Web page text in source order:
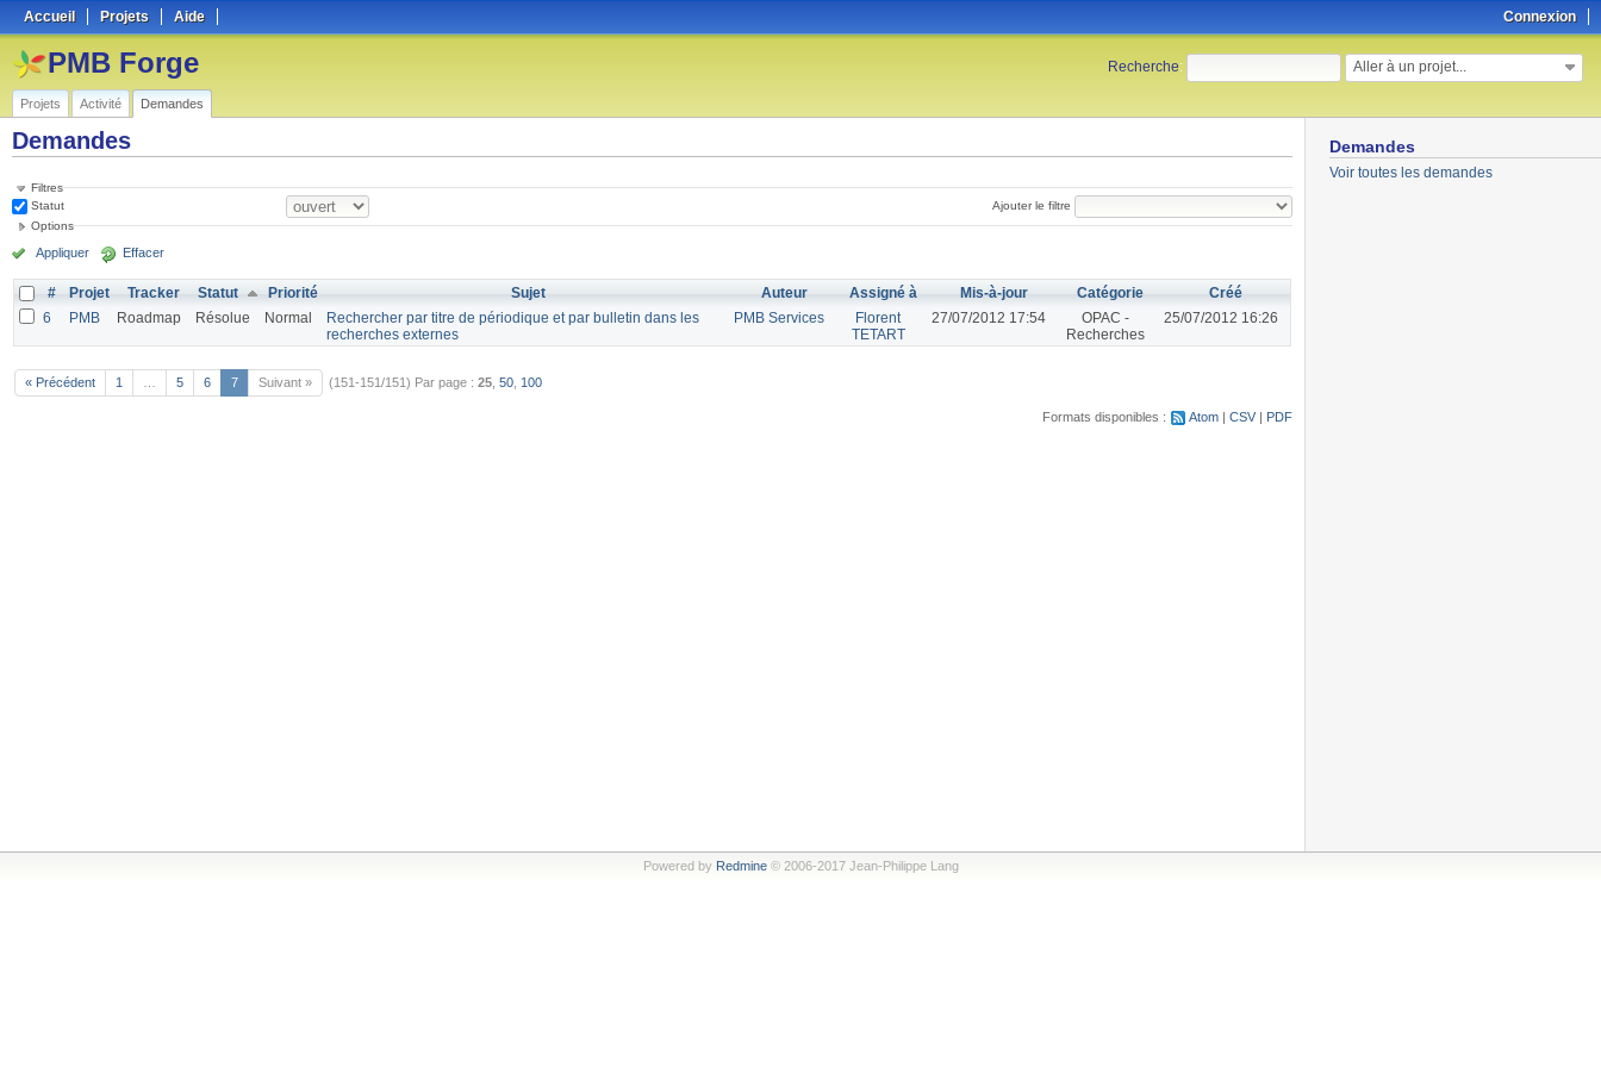
Connexion
Accueil Projets Aide
Recherche: Aller à un projet...
PMB Forge
Projets Activité Demandes
Demandes
Voir toutes les demandes
Demandes
Filtres
Statut
Ajouter le filtre
Options
Appliquer Effacer
# Projet Tracker Statut Priorité Sujet Auteur Assigné à Mis-à-jour Catégorie
Créé
6
PMB Roadmap Résolue Normal
Rechercher par titre de périodique et par bulletin dans les
recherches externes
PMB Services
Florent
TETART
27/07/2012 17:54
OPAC -
Recherches
25/07/2012 16:26
« Précédent 1 5 6 7 Suivant » (151-151/151) Par page : 25 50 100
Formats disponibles : Atom CSV PDF
Powered by Redmine© 2006-2017 Jean-Philippe Lang